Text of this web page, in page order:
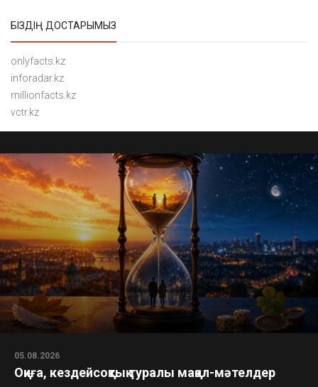
БІЗДІҢ ДОСТАРЫМЫЗ
onlyfacts.kz
inforadar.kz
millionfacts.kz
vctr.kz
05.08.2026
Оқиға, кездейсоқтық туралы мақал-мәтелдер